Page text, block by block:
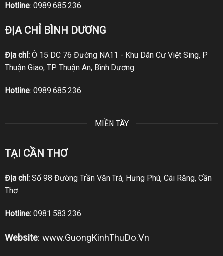
Hotline: 0989.685.236
ĐỊA CHỈ BÌNH DƯƠNG
Địa chỉ:Ô 15 DC 76 Đường NA11 - Khu Dân Cư Việt Sing, P
Thuận Giao, TP Thuận An, Bình Dương
Hotline: 0989.685.236
MIỀN TÂY
TẠI CẦN THƠ
Địa chỉ:Số 98 Đường Trần Văn Trà, Hưng Phú, Cái Răng, Cần
Thơ
Hotline: 0981.583.236
Website: www.GuongKinhThuDo.Vn